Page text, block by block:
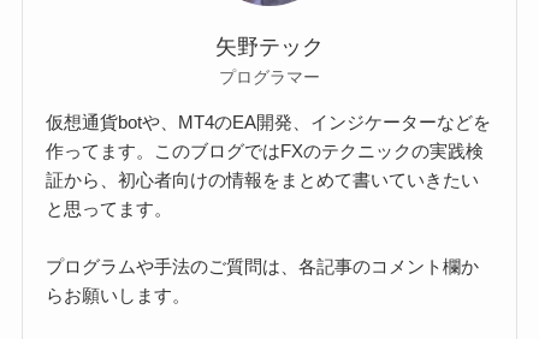
矢野テック
プログラマー
仮想通貨botや、MT4のEA開発、インジケーターなどを
作ってます。このブログではFXのテクニックの実践検
証から、初心者向けの情報をまとめて書いていきたい
と思ってます。
プログラムや手法のご質問は、各記事のコメント欄か
らお願いします。